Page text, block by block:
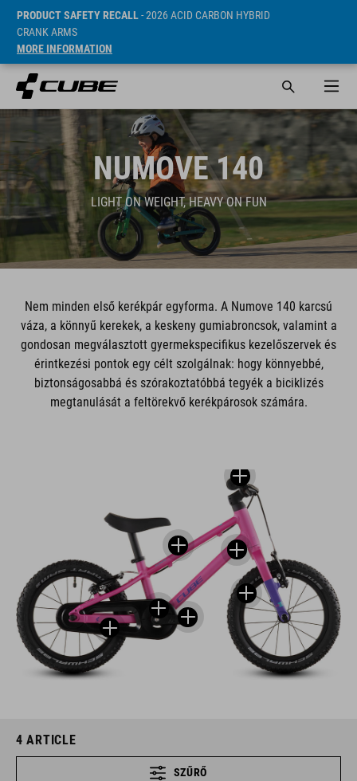
PRODUCT SAFETY RECALL- 2026 ACID CARBON HYBRID
CRANK ARMS
MORE INFORMATION
NUMOVE 140
LIGHT ON WEIGHT, HEAVY ON FUN
Nem minden első kerékpár egyforma. A Numove 140 karcsú
váza, a könnyű kerekek, a keskeny gumiabroncsok, valamint a
gondosan megválasztott gyermekspecifikus kezelőszervek és
érintkezési pontok egy célt szolgálnak: hogy könnyebbé,
biztonságosabbá és szórakoztatóbbá tegyék a biciklizés
megtanulását a feltörekvő kerékpárosok számára.
4 ARTICLE
SZŰRŐ